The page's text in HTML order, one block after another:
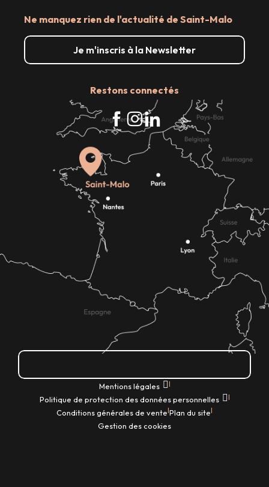
Ne manquez rien de l'actualité de Saint-Malo
Je m'inscris à la Newsletter
Restons connectés
Mentions légales |
Politique de protection des données personnelles |
Conditions générales de vente|Plan du site|
Gestion des cookies